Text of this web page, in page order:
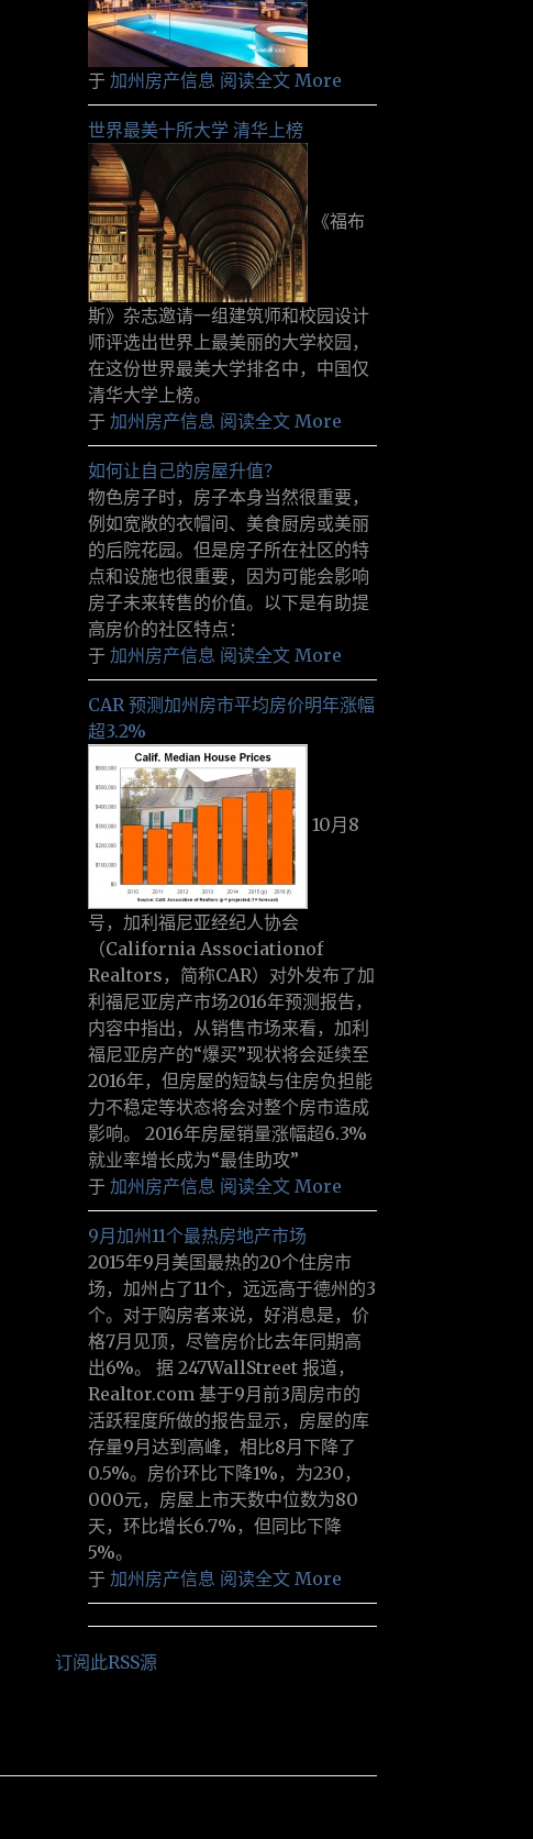
于 加州房产信息 阅读全文 More
世界最美十所大学 清华上榜
《福布
斯》杂志邀请一组建筑师和校园设计
师评选出世界上最美丽的大学校园，
在这份世界最美大学排名中，中国仅
清华大学上榜。
于 加州房产信息 阅读全文 More
如何让自己的房屋升值？
物色房子时，房子本身当然很重要，
例如宽敞的衣帽间、美食厨房或美丽
的后院花园。但是房子所在社区的特
点和设施也很重要，因为可能会影响
房子未来转售的价值。以下是有助提
高房价的社区特点：
于 加州房产信息 阅读全文 More
CAR 预测加州房市平均房价明年涨幅
超3.2%
10月8
号，加利福尼亚经纪人协会
（California Associationof
Realtors，简称CAR）对外发布了加
利福尼亚房产市场2016年预测报告，
内容中指出，从销售市场来看，加利
福尼亚房产的“爆买”现状将会延续至
2016年，但房屋的短缺与住房负担能
力不稳定等状态将会对整个房市造成
影响。 2016年房屋销量涨幅超6.3%
就业率增长成为“最佳助攻”
于 加州房产信息 阅读全文 More
9月加州11个最热房地产市场
2015年9月美国最热的20个住房市
场，加州占了11个，远远高于德州的3
个。对于购房者来说，好消息是，价
格7月见顶，尽管房价比去年同期高
出6%。 据 247WallStreet 报道，
Realtor.com 基于9月前3周房市的
活跃程度所做的报告显示，房屋的库
存量9月达到高峰，相比8月下降了
0.5%。房价环比下降1%，为230，
000元，房屋上市天数中位数为80
天，环比增长6.7%，但同比下降
5%。
于 加州房产信息 阅读全文 More
订阅此RSS源